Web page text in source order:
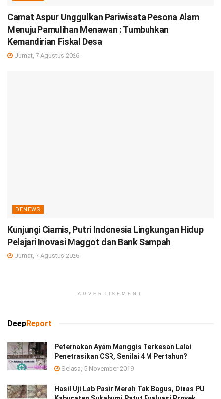
Camat Aspur Unggulkan Pariwisata Pesona Alam
Menuju Pamulihan Menawan : Tumbuhkan
Kemandirian Fiskal Desa
Jumat, 7 Agustus 2026
DENEWS
Kunjungi Ciamis, Putri Indonesia Lingkungan Hidup
Pelajari Inovasi Maggot dan Bank Sampah
Jumat, 7 Agustus 2026
ADVERTISEMENT
DeepReport
Peternakan Ayam Manggis Terkesan Lalai
Penetrasikan CSR, Senilai 4 M Pertahun?
Selasa, 5 November 2019
Hasil Uji Lab Pasir Merah Tak Bagus, Dinas PU